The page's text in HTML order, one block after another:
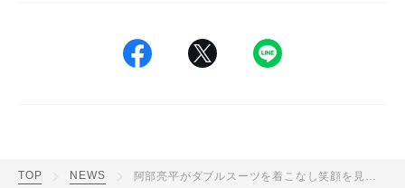
TOP NEWS 阿部亮平がダブルスーツを着こなし笑顔を見せる爽やかショットに「ビジュ最高」の声！楽屋前でのお茶目な自撮りショットにも「えぐカワイイ」